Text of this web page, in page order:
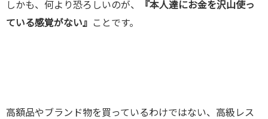
しかも、何より恐ろしいのが、
『本人達にお金を沢山使っ
ている感覚がない』
ことです。
高額品やブランド物を買っているわけではない、高級レス